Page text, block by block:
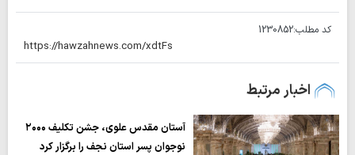
کد مطلب:1230852
اخبار مرتبط
آستان مقدس علوی، جشن تکلیف ۲۰۰۰
نوجوان پسر استان نجف را برگزار کرد